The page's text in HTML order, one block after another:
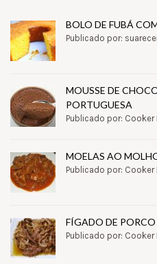
BOLO DE FUBÁ
Publicado por:
MOUSSE DE
PORTUGUESA
Publicado por: Cooker
MOELAS AO
Publicado por: Cooker
FÍGADO DE
Publicado por: Cooker